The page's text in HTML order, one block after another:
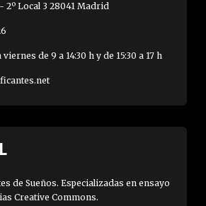
2º Local 3 28041 Madrid
de 9 a 14:30 h y de 15:30 a 17 h
de Sueños. Especializadas en ensayo
Creative Commons.